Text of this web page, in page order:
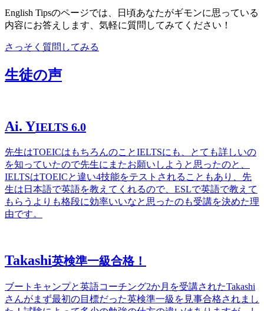
English Tipsのページでは、日頃あなたがギモンに思っている
内容にお答えします、気軽に質問してみてください！
さっそく質問してみる
生徒の声
Ai. YIELTS 6.0
先生はTOEICはもちろんのことIELTSにも、とても詳しいの
を知っていたので先生にまたお願いしようと思ったのと、
IELTSはTOEICと違い4技能をテストされることもあり、先
生は日本語で英語を教えてくれるので、ESLで英語で教えて
もらうよりも格段に効率いいなと思ったのも受講を決めた理
由です。
Takashi英検準一級合格！
ブートキャンプと英語コーチング2か月を受講されたTakashi
さんがまず最初の目標だった英検準一級を見事合格されまし